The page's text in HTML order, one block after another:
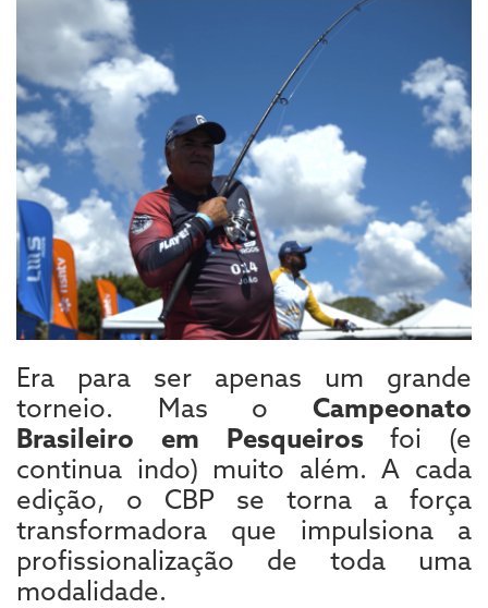
Era para ser apenas um grande
torneio. Mas o Campeonato
Brasileiro em Pesqueirosfoi (e
continua indo) muito além. A cada
edição, o CBP se torna a força
transformadora que impulsiona a
profissionalização de toda uma
modalidade.